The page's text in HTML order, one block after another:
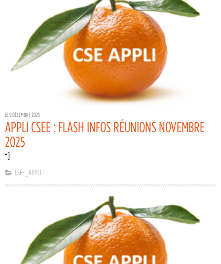
LE 9 DÉCEMBRE 2025
APPLI CSEE : FLASH INFOS RÉUNIONS NOVEMBRE
2025
“]
CSEE_APPLI